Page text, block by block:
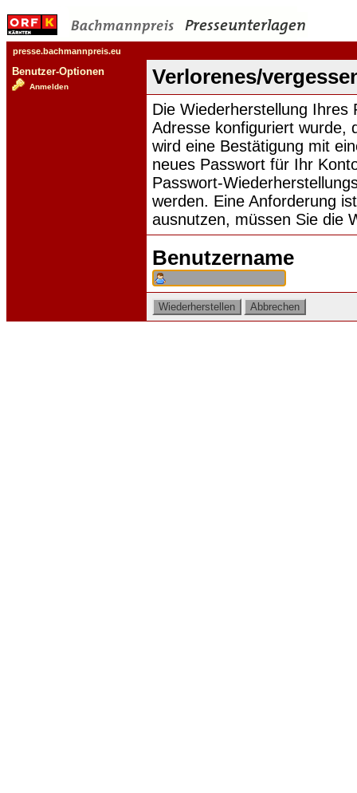
presse.bachmannpreis.eu
Benutzer-Optionen
Anmelden Verlorenes/
Die Wiederherstellung
Adresse konfiguriert wurde,
wird eine Bestätigung mit
neues Passwort für Ihr
Passwort-
werden. Eine Anforderung
ausnutzen, müssen Sie die
Benutzername